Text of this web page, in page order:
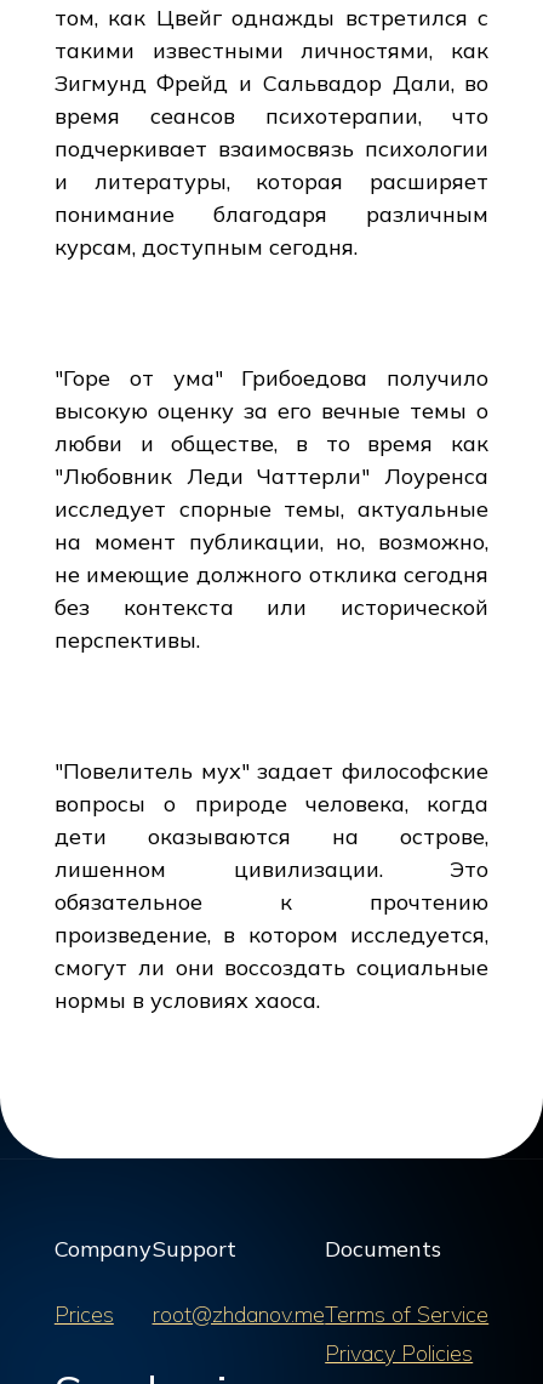
том, как Цвейг однажды встретился с
такими известными личностями, как
Зигмунд Фрейд и Сальвадор Дали, во
время сеансов психотерапии, что
подчеркивает взаимосвязь психологии
и литературы, которая расширяет
понимание благодаря различным
курсам, доступным сегодня.
"Горе от ума" Грибоедова получило
высокую оценку за его вечные темы о
любви и обществе, в то время как
"Любовник Леди Чаттерли" Лоуренса
исследует спорные темы, актуальные
на момент публикации, но, возможно,
не имеющие должного отклика сегодня
без контекста или исторической
перспективы.
"Повелитель мух" задает философские
вопросы о природе человека, когда
дети оказываются на острове,
лишенном цивилизации. Это
обязательное к прочтению
произведение, в котором исследуется,
смогут ли они воссоздать социальные
нормы в условиях хаоса.
Company
Prices
Support
root@zhdanov.me
Documents
Terms of Service
Privacy Policies